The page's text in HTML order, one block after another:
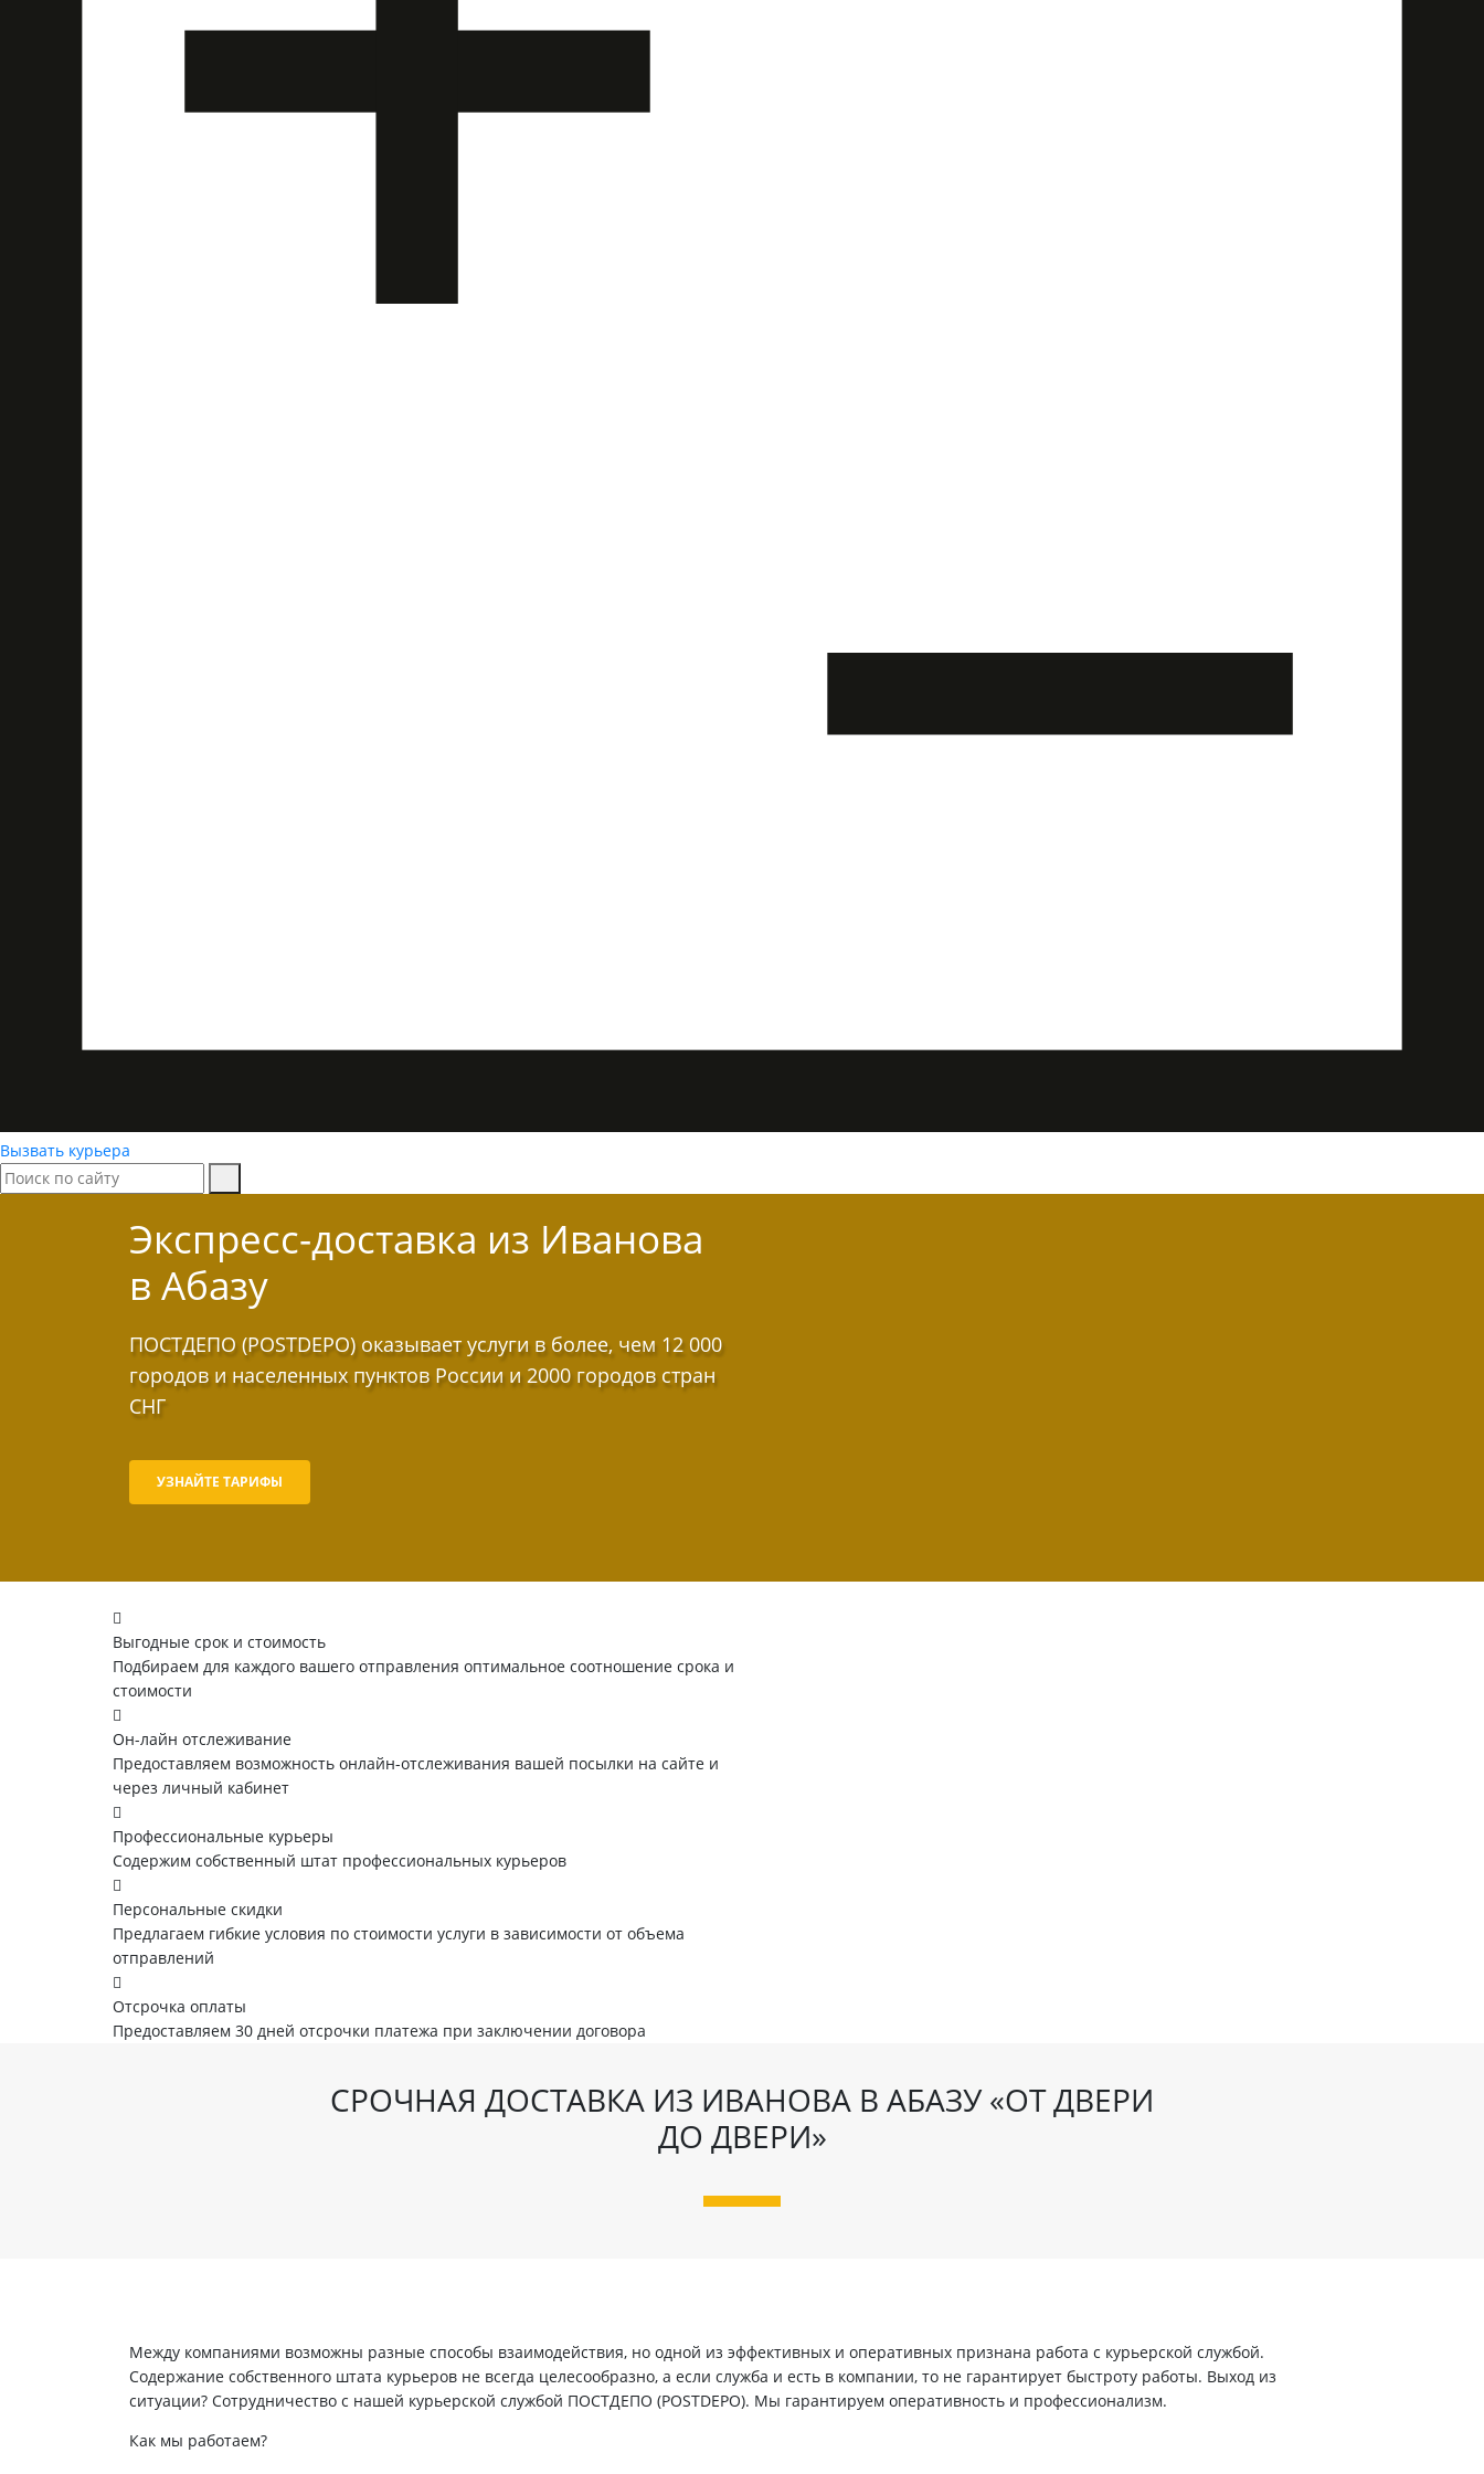
Вызвать курьера
Экспресс-доставка из Иванова
в Абазу
ПОСТДЕПО (POSTDEPO) оказывает услуги в более, чем 12 000
городов и населенных пунктов России и 2000 городов стран
СНГ
УЗНАЙТЕ ТАРИФЫ
Выгодные срок и стоимость
Подбираем для каждого вашего отправления оптимальное соотношение срока и
стоимости
Он-лайн отслеживание
Предоставляем возможность онлайн-отслеживания вашей посылки на сайте и
через личный кабинет
Профессиональные курьеры
Содержим собственный штат профессиональных курьеров
Персональные скидки
Предлагаем гибкие условия по стоимости услуги в зависимости от объема
отправлений
Отсрочка оплаты
Предоставляем 30 дней отсрочки платежа при заключении договора
СРОЧНАЯ ДОСТАВКА ИЗ ИВАНОВА В АБАЗУ «ОТ ДВЕРИ
ДО ДВЕРИ»
Между компаниями возможны разные способы взаимодействия, но одной из эффективных и оперативных признана работа с курьерской службой.
Содержание собственного штата курьеров не всегда целесообразно, а если служба и есть в компании, то не гарантирует быстроту работы. Выход из
ситуации? Сотрудничество с нашей курьерской службой ПОСТДЕПО (POSTDEPO). Мы гарантируем оперативность и профессионализм.
Как мы работаем?